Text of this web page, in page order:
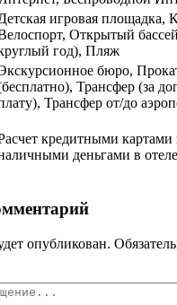
игровая площадка,
Открытый
год), Пляж
бюро,
Трансфер (за
Трансфер от/до
кредитными картами
деньгами в
опубликован.